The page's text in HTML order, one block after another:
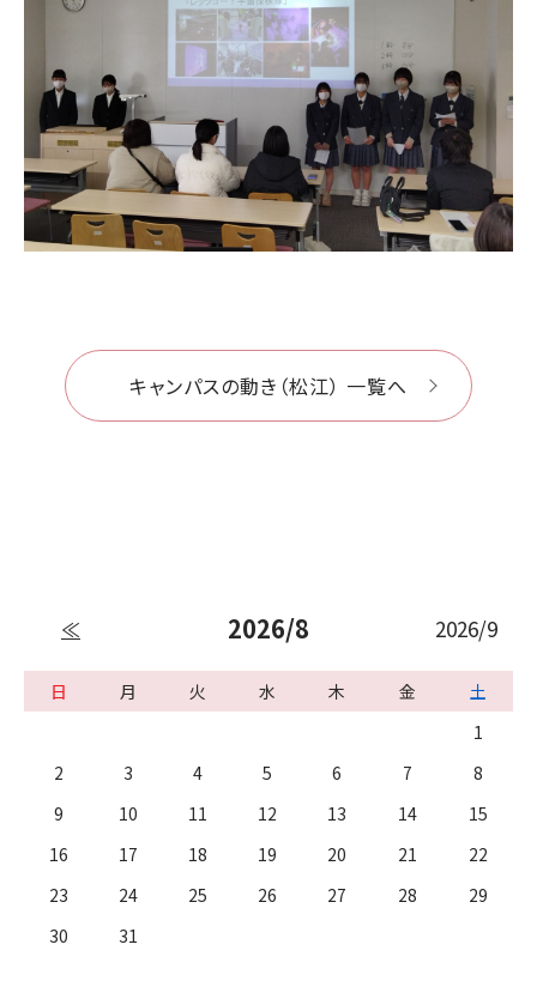
キャンパスの動き（松江） 一覧へ
≪ 2026/8 2026/9
日 月 火 水 木 金
土
1
2
3 4 5 6 7
8
9
10 11 12 13 14
15
16
17 18 19 20 21
22
23
24 25 26 27 28
29
30
31